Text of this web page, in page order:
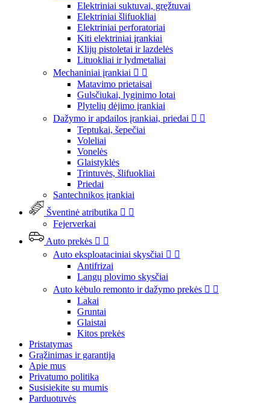
Elektriniai suktuvai, gręžtuvai
Elektriniai šlifuokliai
Elektriniai perforatoriai
Kiti elektriniai įrankiai
Klijų pistoletai ir lazdelės
Lituokliai ir lydmetaliai
Mechaniniai įrankiai  
Matavimo prietaisai
Gulsčiukai, lyginimo lotai
Plytelių dėjimo įrankiai
Dažymo ir apdailos įrankiai, priedai  
Teptukai, šepečiai
Voleliai
Vonelės
Glaistyklės
Trintuvės, šlifuokliai
Priedai
Santechnikos įrankiai
Šventinė atributika  
Fejerverkai
Auto prekės  
Auto eksploataciniai skysčiai  
Antifrizai
Langų plovimo skysčiai
Auto kėbulo remonto ir dažymo prekės  
Lakai
Gruntai
Glaistai
Kitos prekės
Pristatymas
Grąžinimas ir garantija
Apie mus
Privatumo politika
Susisiekite su mumis
Parduotuvės